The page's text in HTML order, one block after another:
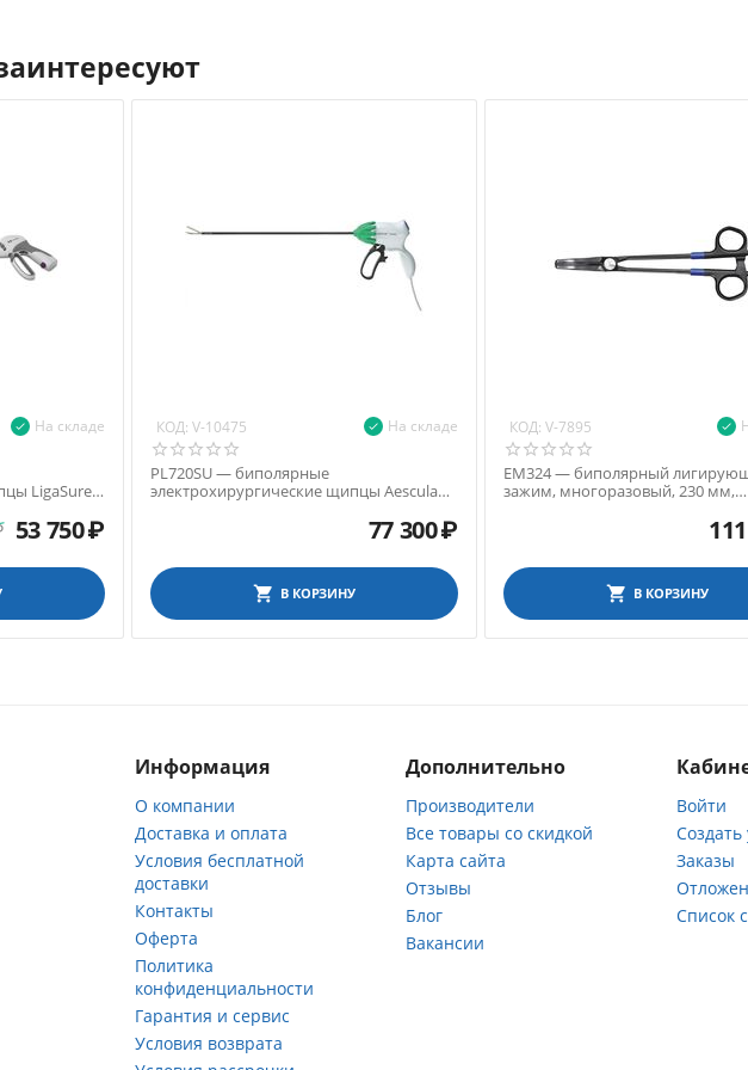
На складе
LigaSure с
53 750₽
КОД: V-10475 На складе
PL720SU — биполярные
электрохирургические щипцы Aesculap
77 300₽
В КОРЗИНУ
КОД: V-7895
ЕМ324 — биполярный
зажим, многоразовый, 230 мм,
В КОРЗИНУ
Информация
О компании
Доставка и оплата
Условия бесплатной
доставки
Контакты
Оферта
Политика
конфиденциальности
Гарантия и сервис
Условия возврата
Дополнительно
Производители
Все товары со скидкой
Карта сайта
Отзывы
Блог
Вакансии
Войти
Заказы
Список